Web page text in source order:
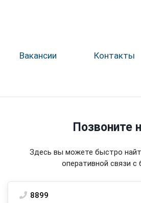
Вакансии Контакты
Позвоните
Здесь вы можете быстро
оперативной связи с
8899